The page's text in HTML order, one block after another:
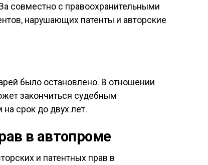
совместно с правоохранительными
нарушающих патенты и авторские
было остановлено. В отношении
закончиться судебным
срок до двух лет.
в автопроме
и патентных прав в